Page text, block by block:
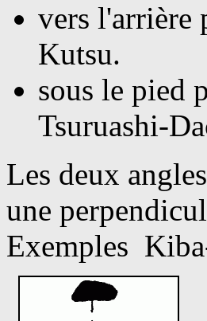
vers l'arrière
Kutsu.
sous le pied
Tsuruashi-
Les deux
une
Exemples